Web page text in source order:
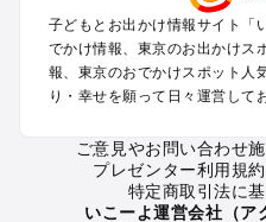
渋谷・原宿・恵比寿・中目黒
池袋・赤羽・王子・巣鴨・目
新宿・高田馬場・代々木・千
銀座・丸の内・日本橋・有楽
小金井・小平・西東京・東村
府中・調布・狛江のプールお出
青梅・奥多摩のプールお出かけ
子どもとお出かけ情報サイト「
でかけ情報、東京のお出かけス
報、東京のおでかけスポット人
り・幸せを願って日々運営して
ご意見やお問い合わせ
プレゼンター利用規約
特定商取引法に
いこーよ運営会社（ア